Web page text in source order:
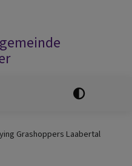
Grashoppers Laabertal